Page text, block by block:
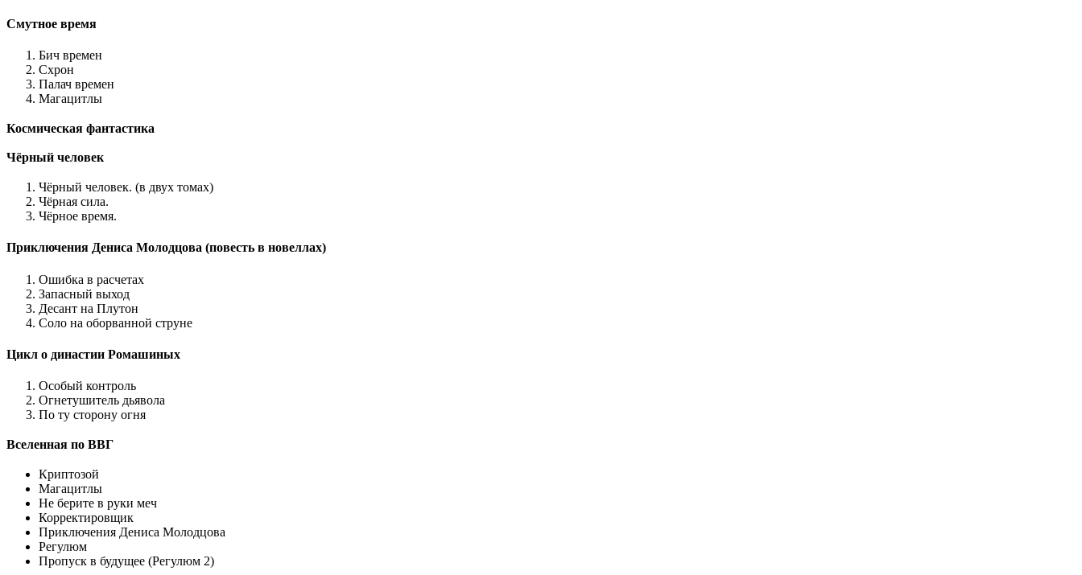
Смутное время
Бич времен
Схрон
Палач времен
Магацитлы
Космическая фантастика
Чёрный человек
Чёрный человек. (в двух томах)
Чёрная сила.
Чёрное время.
Приключения Дениса Молодцова (повесть в новеллах)
Ошибка в расчетах
Запасный выход
Десант на Плутон
Соло на оборванной струне
Цикл о династии Ромашиных
Особый контроль
Огнетушитель дьявола
По ту сторону огня
Вселенная по ВВГ
Криптозой
Магацитлы
Не берите в руки меч
Корректировщик
Приключения Дениса Молодцова
Регулюм
Пропуск в будущее (Регулюм 2)